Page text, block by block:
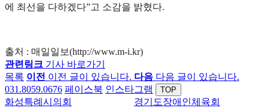
에 최선을 다하겠다”고 소감을 밝혔다.
출처 : 매일일보(http://www.m-i.kr)
관련링크 기사 바로가기
목록 이전 이전 글이 있습니다. 다음 다음 글이 있습니다.
031.8059.0676 페이스북 인스타그램 TOP
화성특례시의회 경기도장애인체육회